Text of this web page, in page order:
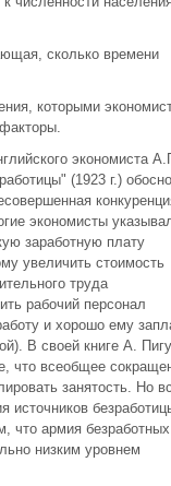
сколько времени
которыми
экономиста
(1923 г.)
экономисты
заработную плату
увеличить стоимость
труда
рабочий персонал
и хорошо ему
В своей книге А. Пигу
что всеобщее
занятость. Но
источников
что армия
низким уровнем